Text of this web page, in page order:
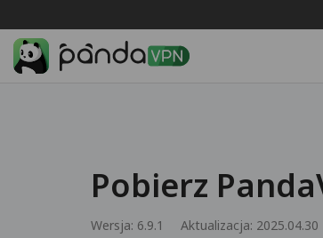
Pobierz
Wersja: 6.9.1 Aktualizacja: 2025.04.30